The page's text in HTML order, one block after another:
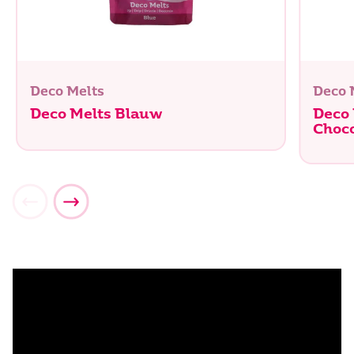
Deco Melts
Deco Melts Blauw
Deco